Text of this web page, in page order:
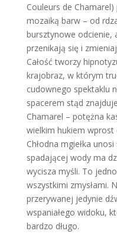
Couleurs de
mozaiką barw – od
bursztynowe odcienie,
przenikają się i
Całość tworzy
krajobraz, w którym
cudownego spektaklu
spacerem stąd
Chamarel – potężna
wielkim hukiem
Chłodna mgiełka
spadającej wody ma
wycisza myśli. To
wszystkimi zmysłami.
przerywanej jedynie
wspaniałego widoku,
bardzo długo.